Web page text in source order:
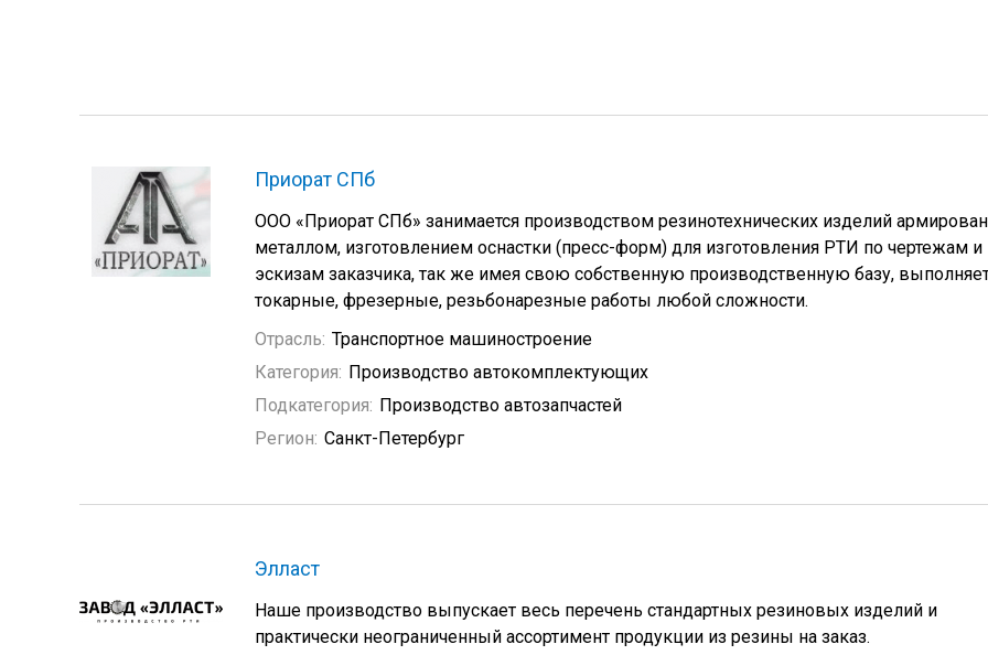
Приорат СПб
ООО «Приорат СПб» занимается производством резинотехнических изделий
металлом, изготовлением оснастки (пресс-форм) для изготовления РТИ по чертежам и
эскизам заказчика, так же имея свою собственную производственную базу,
токарные, фрезерные, резьбонарезные работы любой сложности.
Отрасль: Транспортное машиностроение
Категория: Производство автокомплектующих
Подкатегория: Производство автозапчастей
Регион: Санкт-Петербург
Элласт
Наше производство выпускает весь перечень стандартных резиновых изделий и
практически неограниченный ассортимент продукции из резины на заказ.